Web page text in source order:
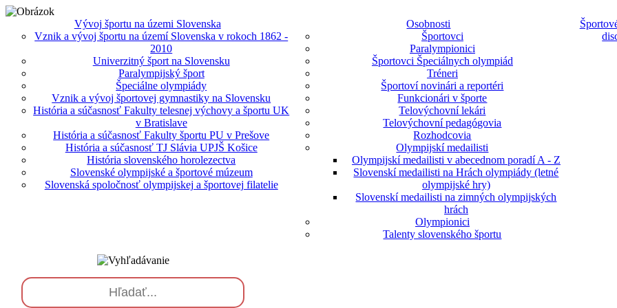
Vývoj športu na územi Slovenska
Vznik a vývoj športu na území Slovenska v rokoch 1862 -
2010
Univerzitný šport na Slovensku
Paralympijský šport
Špeciálne olympiády
Vznik a vývoj športovej gymnastiky na Slovensku
História a súčasnosť Fakulty telesnej výchovy a športu UK
v Bratislave
História a súčasnosť Fakulty športu PU v Prešove
História a súčasnosť TJ Slávia UPJŠ Košice
História slovenského horolezectva
Slovenské olympijské a športové múzeum
Slovenská spoločnosť olympijskej a športovej filatelie
Osobnosti
Športovci
Paralympionici
Športovci Špeciálnych olympiád
Tréneri
Športoví novinári a reportéri
Funkcionári v športe
Telovýchovní lekári
Telovýchovní pedagógovia
Rozhodcovia
Olympijskí medailisti
Olympijskí medailisti v abecednom poradí A - Z
Slovenskí medailisti na Hrách olympiády (letné
olympijské hry)
Slovenskí medailisti na zimných olympijských
hrách
Olympionici
Talenty slovenského športu